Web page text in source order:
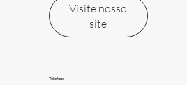
Visite nosso
site
Telefone